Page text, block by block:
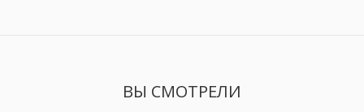
ВЫ СМОТРЕЛИ